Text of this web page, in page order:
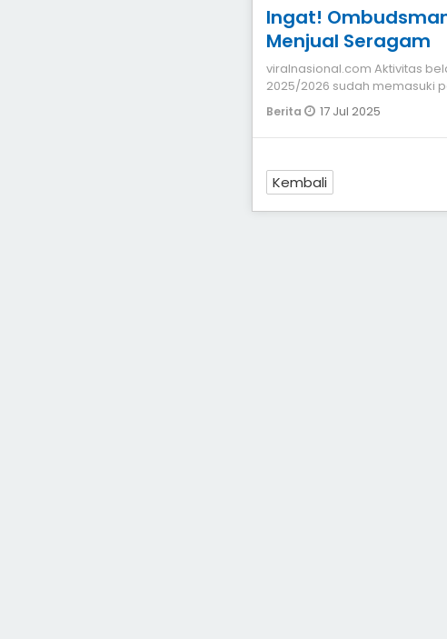
Ingat!
Menjual Seragam
viralnasional.com Aktivitas belajar mengajar di tahun ajaran baru
2025/2026 sudah memasuki
Ombudsman RI Perw
Berita 17 Jul 2025
Kembali